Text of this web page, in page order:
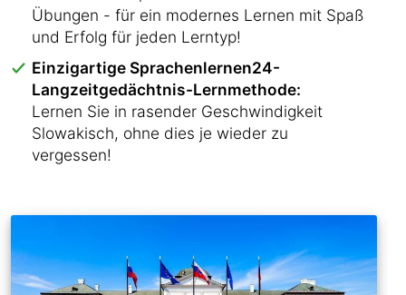
Übungen - für ein modernes Lernen mit Spaß
und Erfolg für jeden Lerntyp!
Einzigartige Sprachenlernen24-
Langzeitgedächtnis-Lernmethode:
Lernen Sie in rasender Geschwindigkeit
Slowakisch, ohne dies je wieder zu
vergessen!